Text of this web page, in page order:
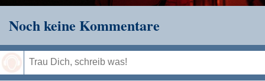
Noch keine Kommentare